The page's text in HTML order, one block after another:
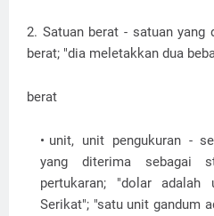
2. Satuan berat - satuan yang
berat; "dia meletakkan dua
berat
unit, unit pengukuran -
yang diterima sebagai
pertukaran; "dolar
Serikat"; "satu unit gandum